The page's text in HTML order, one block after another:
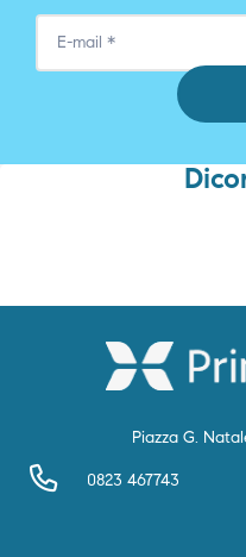
Piazza G.
0823 467743